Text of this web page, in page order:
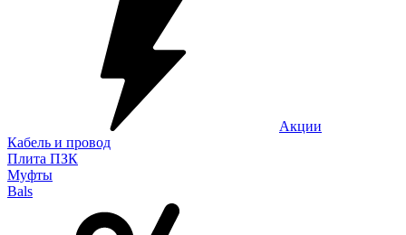
Акции
Кабель и провод
Плита ПЗК
Муфты
Bals